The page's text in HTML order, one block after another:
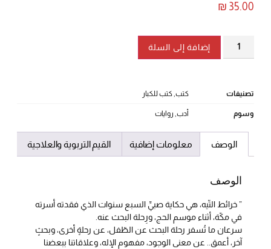
₪ 35.00
إضافة إلى السلة
تصنيفات كتب كتب للكبار
وسوم أدب روايات
الوصف معلومات إضافية القيم التربوية والعلاجية
الوصف
” خرائط التّيه، هي حكاية صبيِّ السبع سنوات الذي فقدته أسرته
في مكّة، أثناء موسم الحج، ورِحلة البحث عنه.
سرعان ما تُسفر رحلة البحث عن الطّفل، عن رحلةٍ أخرى، وبحثٍ
آخر، أعمق.. عن معنى الوجود، مفهوم الإله، وعلاقاتنا ببعضنا